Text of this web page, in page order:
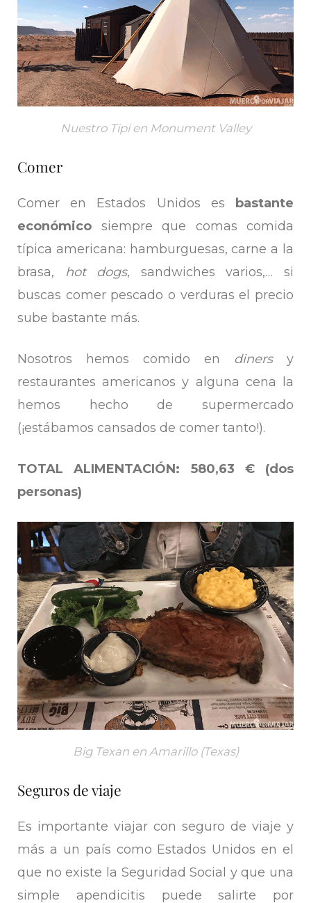
Nuestro Tipi en Monument Valley
Comer
Comer en Estados Unidos es bastante
económico siempre que comas comida
típica americana: hamburguesas, carne a la
brasa, hot dogs, sandwiches varios,… si
buscas comer pescado o verduras el precio
sube bastante más.
Nosotros hemos comido en dinersy
restaurantes americanos y alguna cena la
hemos hecho de supermercado
(¡estábamos cansados de comer tanto!).
TOTAL ALIMENTACIÓN: 580,63 € (dos
personas)
Big Texan en Amarillo (Texas)
Seguros de viaje
Es importante viajar con seguro de viaje y
más a un país como Estados Unidos en el
que no existe la Seguridad Social y que una
simple apendicitis puede salirte por